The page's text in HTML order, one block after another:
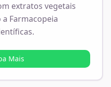
extratos vegetais
Farmacopeia
Mais